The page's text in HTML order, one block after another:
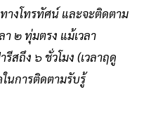
งโทรทัศน์ และจะติดตาม
า ๒ ทุ่มตรง แม้เวลา
สถึง ๖ ชั่วโมง (เวลาฤดู
นการติดตามรับรู้